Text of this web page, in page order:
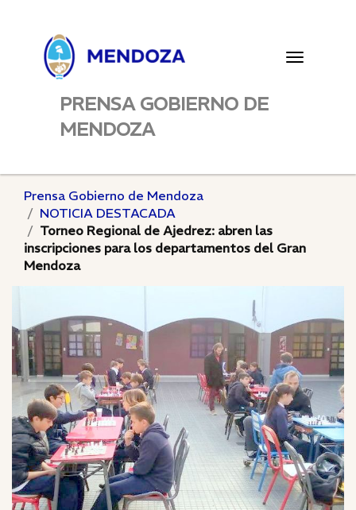
Toggle
PRENSA GOBIERNO DE
MENDOZA
Prensa Gobierno de Mendoza
NOTICIA DESTACADA
Torneo Regional de Ajedrez: abren las
inscripciones para los departamentos del Gran
Mendoza